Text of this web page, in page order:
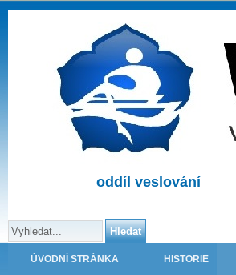
oddíl veslování
ÚVODNÍ STRÁNKA HISTORIE